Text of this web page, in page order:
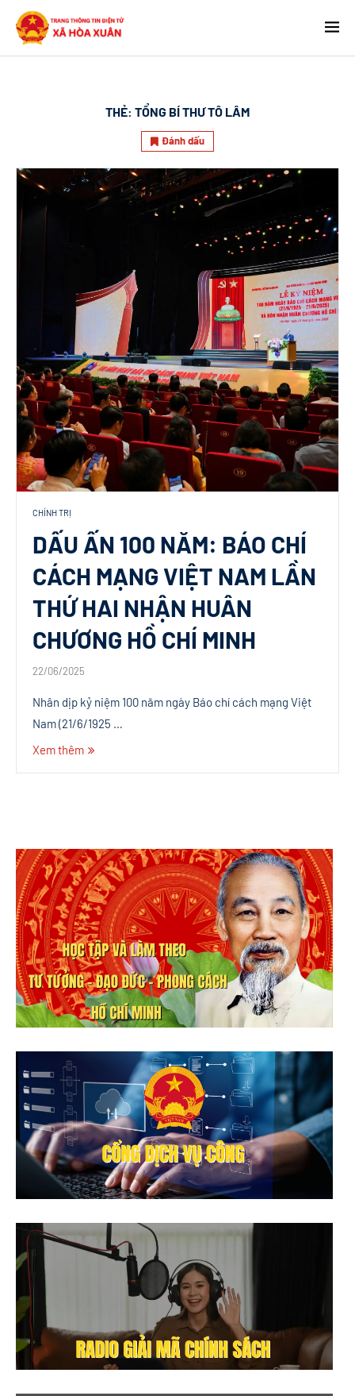
THẺ: TỔNG BÍ THƯ TÔ LÂM
Đánh dấu
CHÍNH TRỊ
DẤU ẤN 100 NĂM: BÁO CHÍ
CÁCH MẠNG VIỆT NAM LẦN
THỨ HAI NHẬN HUÂN
CHƯƠNG HỒ CHÍ MINH
22/06/2025
Nhân dịp kỷ niệm 100 năm ngày Báo chí cách mạng Việt
Nam (21/6/1925 …
Xem thêm